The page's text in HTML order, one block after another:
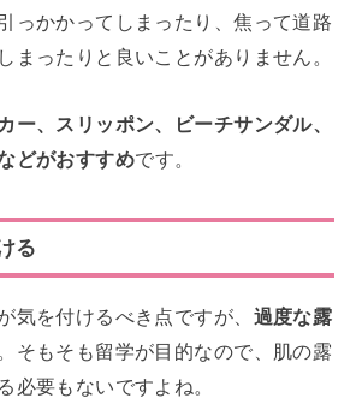
っかかってしまったり、焦って道路
まったりと良いことがありません。
ー、スリッポン、ビーチサンダル、
どがおすすめです。
る
気を付けるべき点ですが、 過度な露
。そもそも留学が目的なので、肌の露
必要もないですよね。